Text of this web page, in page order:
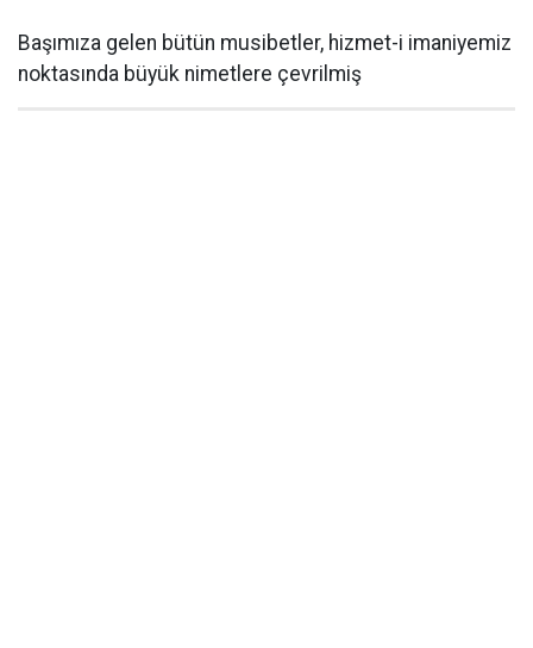
Başımıza gelen bütün musibetler, hizmet-i imaniyemiz
noktasında büyük nimetlere çevrilmiş